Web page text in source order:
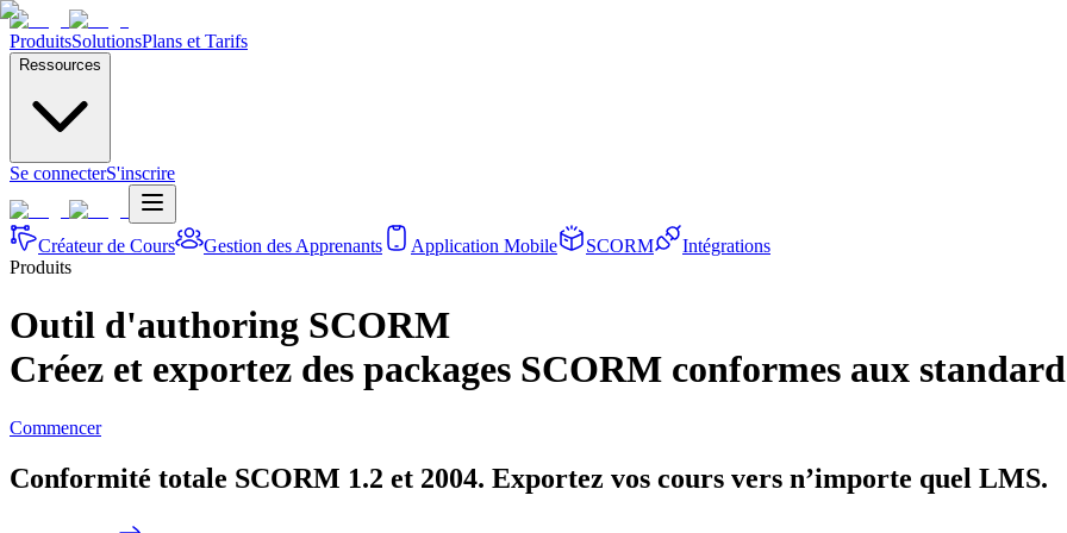
ProduitsSolutionsPlans et Tarifs
Ressources
Se connecterS'inscrire
Créateur de Cours Gestion des Apprenants Application Mobile SCORM
Intégrations
Produits
Outil d'authoring SCORM
Créez et exportez des packages SCORM conformes aux
Commencer
Conformité totale SCORM 1.2 et 2004. Exportez vos cours vers n’importe quel LMS.